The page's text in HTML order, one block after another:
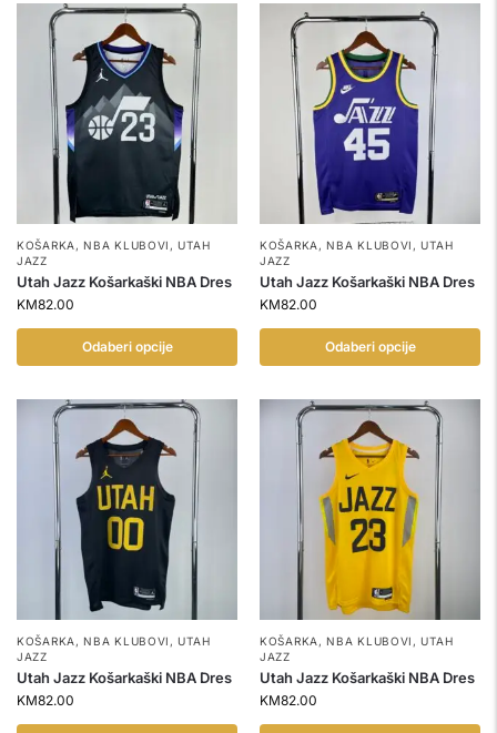
KOŠARKA ,NBA KLUBOVI ,UTAH
JAZZ
Utah Jazz Košarkaški NBA Dres
KM82.00
Odaberi opcije
KOŠARKA ,NBA KLUBOVI ,UTAH
JAZZ
Utah Jazz Košarkaški NBA Dres
KM82.00
Odaberi opcije
KOŠARKA ,NBA KLUBOVI ,UTAH
JAZZ
Utah Jazz Košarkaški NBA Dres
KM82.00
KOŠARKA ,NBA KLUBOVI ,UTAH
JAZZ
Utah Jazz Košarkaški NBA Dres
KM82.00